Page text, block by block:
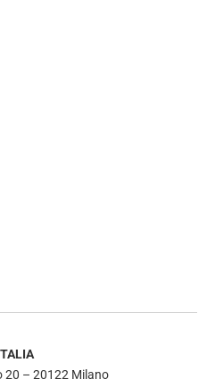
20 – 20122 Milano